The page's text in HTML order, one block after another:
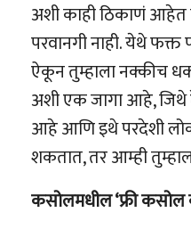
अशी काही ठिकाणं आहेत
परवानगी नाही. येथे
ऐकून तुम्हाला नक्कीच
अशी एक जागा आहे, जिथे
आहे आणि इथे परदेशी
शकतात, तर आम्ही
कसोलमधील ‘फ्री